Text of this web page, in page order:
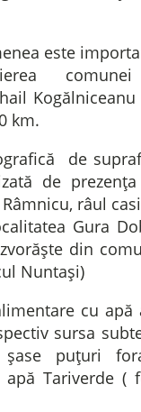
este
km.
de
de
râul
Gura
din
Nuntași)
cu apă
sursa
șase puțuri
apă Tariverde (